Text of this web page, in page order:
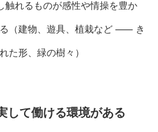
触れるものが感性や情操を豊か
る（建物、遊具、植栽など ⸺ き
た形、緑の樹々）
して働ける環境がある